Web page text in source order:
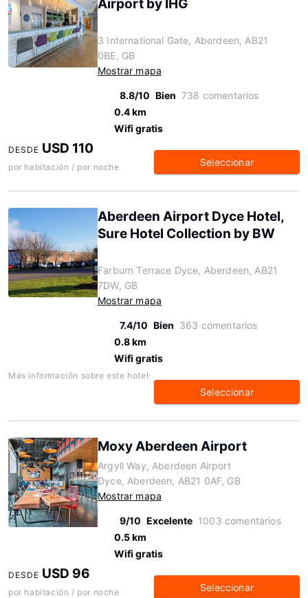
Airport by IHG
3 International Gate, Aberdeen, AB21
0BE, GB
Mostrar mapa
8.8/10 Bien 738 comentarios
0.4 km
Wifi gratis
DESDE USD 110
por habitación / por noche Seleccionar
Aberdeen Airport Dyce Hotel,
Sure Hotel Collection by BW
Farburn Terrace Dyce, Aberdeen, AB21
7DW, GB
Mostrar mapa
7.4/10 Bien 363 comentarios
0.8 km
Wifi gratis
Más información sobre este hotel:
Seleccionar
Moxy Aberdeen Airport
Argyll Way, Aberdeen Airport
Dyce, Aberdeen, AB21 0AF, GB
Mostrar mapa
9/10 Excelente 1003 comentarios
0.5 km
Wifi gratis
DESDE USD 96
por habitación / por noche Seleccionar